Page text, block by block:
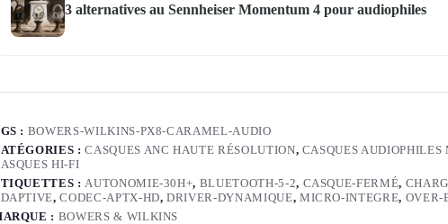
3 alternatives au Sennheiser Momentum 4 pour audiophiles
: BOWERS-WILKINS-PX8-CARAMEL-AUDIO
:CASQUES ANC HAUTE RÉSOLUTION, CASQUES AUDIOPHILES
HI-FI
: AUTONOMIE-30H+, BLUETOOTH-5-2, CASQUE-FERMÉ,
,CODEC-APTX-HD,DRIVER-DYNAMIQUE, MICRO-INTEGRE, OVER-
: BOWERS & WILKINS